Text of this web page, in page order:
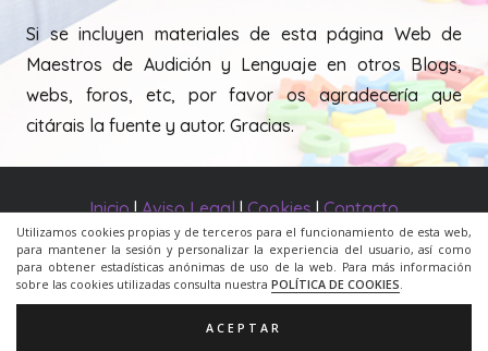
Utilizamos cookies propias y de terceros para el funcionamiento de esta web,
para mantener la sesión y personalizar la experiencia del usuario, así como
para obtener estadísticas anónimas de uso de la web. Para más información
sobre las cookies utilizadas consulta nuestra POLÍTICA DE COOKIES.
ACEPTAR
Si se incluyen materiales de esta página Web de
Maestros de Audición y Lenguaje en otros Blogs,
webs, foros, etc, por favor os agradecería que
citárais la fuente y autor. Gracias.
Inicio|Aviso Legal|Cookies|Contacto
© 2020 Todos los derechos reservados. Una web de
ACRILONIA